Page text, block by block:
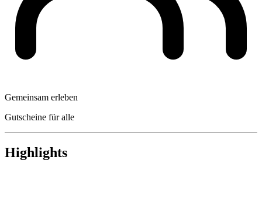
Gemeinsam erleben
Gutscheine für alle
Highlights